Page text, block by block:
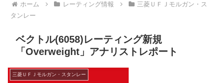
ホーム レーティング情報
三菱ＵＦＪモルガン・ス
タンレー
ベクトル(6058)レーティング新規
「Overweight」アナリストレポート
三菱ＵＦＪモルガン・スタンレー